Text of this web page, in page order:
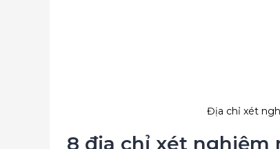
Địa chỉ xét
8 địa chỉ xét nghiệm